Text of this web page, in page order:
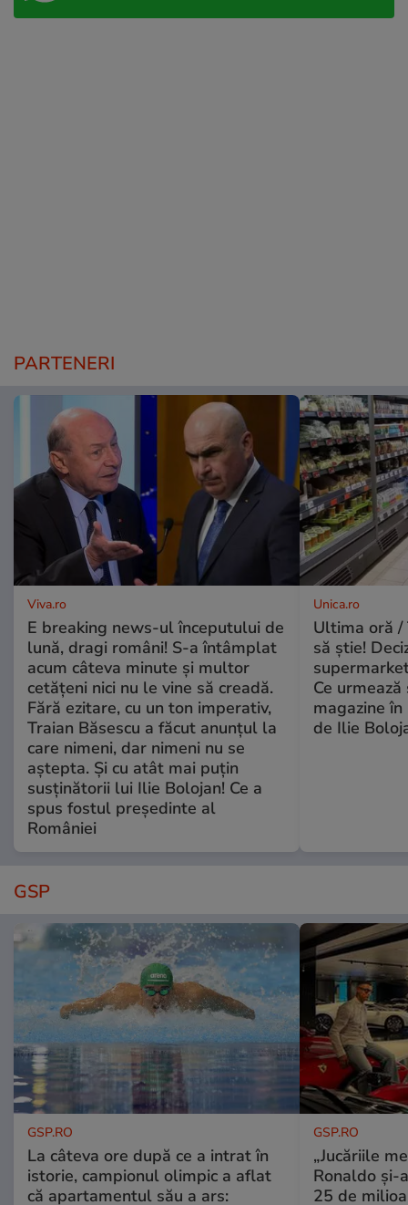
PARTENERI
Viva.ro
E breaking news-ul începutului de
lună, dragi români! S-a întâmplat
acum câteva minute și multor
cetățeni nici nu le vine să creadă.
Fără ezitare, cu un ton imperativ,
Traian Băsescu a făcut anunțul la
care nimeni, dar nimeni nu se
aștepta. Și cu atât mai puțin
susținătorii lui Ilie Bolojan! Ce a
spus fostul președinte al
României
Unica.ro
Ultima oră /
să știe!
Ce
magazine
de Ilie
GSP
GSP.RO
La câteva ore după ce a intrat în
istorie, campionul olimpic a aflat
că apartamentul său a ars:
GSP.RO
„Jucăriile
Ronaldo și-
25 de